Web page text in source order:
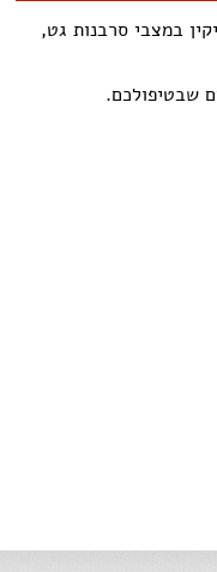
במצבי סרבנות גט,
שבטיפולכם.